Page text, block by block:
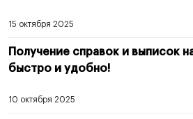
15 октября 2025
Получение справок и выписок
быстро и удобно!
10 октября 2025